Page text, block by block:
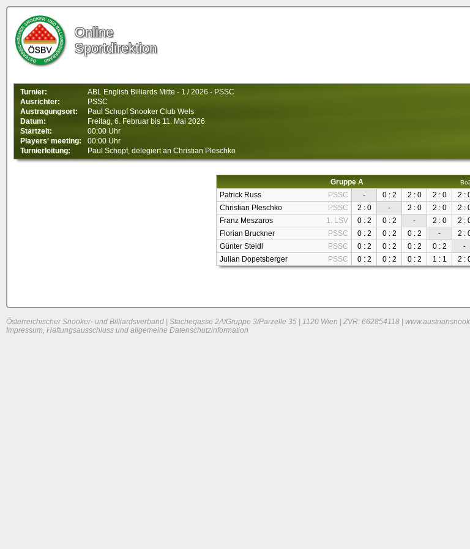
Online
Sportdirektion
Turnier:
ABL English Billiards Mitte - 1 / 2026 - PSSC
Ausrichter:
PSSC
Austragungsort:
Paul Schopf Snooker Club Wels
Datum:
Freitag, 6. Februar bis 11. Mai 2026
Startzeit:
00:00 Uhr
Players' meeting:
00:00 Uhr
Turnierleitung:
Paul Schopf, delegiert an Christian Pleschko
Gruppe A
Patrick Russ
PSSC - 0 : 2 2 : 0 2 : 0 2 :
Christian Pleschko
PSSC 2 : 0 - 2 : 0 2 : 0 2 :
Franz Meszaros
1. LSV 0 : 2 0 : 2 - 2 : 0 2 :
Florian Bruckner
PSSC 0 : 2 0 : 2 0 : 2 - 2 :
Günter Steidl
PSSC 0 : 2 0 : 2 0 : 2 0 : 2 -
Julian Dopetsberger
PSSC 0 : 2 0 : 2 0 : 2 1 : 1 2 :
Österreichischer Snooker- und Billiardsverband | Stachegasse 2A/Gruppe 3/Parzelle 35 | 1120 Wien | ZVR: 662854118 |
Impressum, Haftungsausschluss und allgemeine Datenschutzinformation